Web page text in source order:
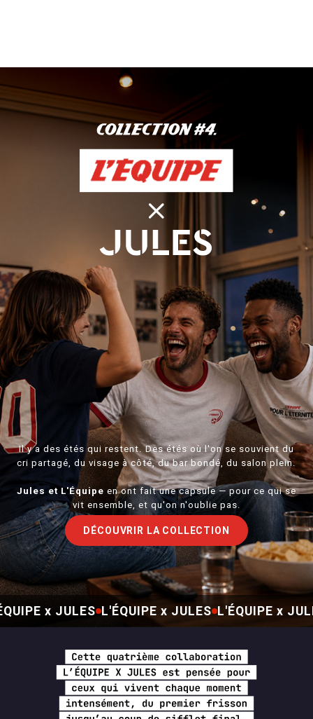
Il y a des étés qui restent. Des étés où l'on se souvient du
cri partagé, du visage à côté, du bar bondé, du salon plein.
Jules et L'Équipe en ont fait une capsule — pour ce qui se
vit ensemble, et qu'on n'oublie pas.
DÉCOUVRIR LA COLLECTION
x JULES L'ÉQUIPE x JULES L'ÉQUIPE x